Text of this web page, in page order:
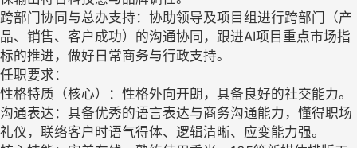
跨部门协同与总办支持：协助领导及项目组进行跨部门（产
品、销售、客户成功）的沟通协同，跟进AI项目重点市场指
标的推进，做好日常商务与行政支持。
任职要求：
性格特质（核心）：性格外向开朗，具备良好的社交能力。
沟通表达：具备优秀的语言表达与商务沟通能力，懂得职场
礼仪，联络客户时语气得体、逻辑清晰、应变能力强。